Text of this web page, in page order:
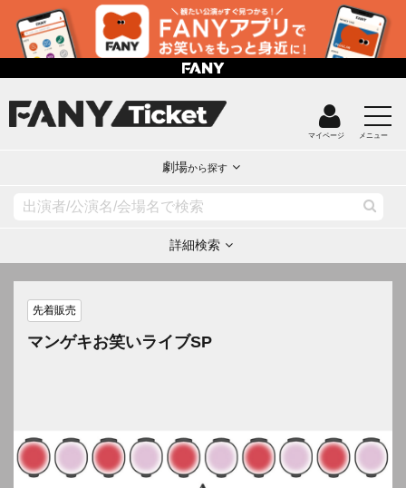
マイページ メニュー
劇場から探す
詳細検索
先着販売
マンゲキお笑いライブSP